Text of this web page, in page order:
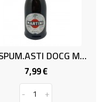
(SP) SPUM.ASTI DOCG MARTINI CL.75
7,99 €Prezzo
-
+